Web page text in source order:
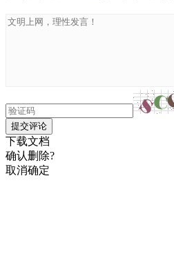
提交评论
下载文档
确认删除?
取消确定